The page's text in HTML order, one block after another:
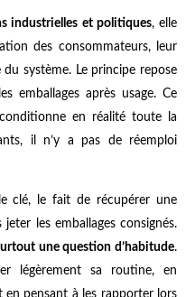
industrielles et politiques, elle
des consommateurs, leur
système. Le principe repose
emballages après usage. Ce
en réalité toute la
il n’y a pas de réemploi
clé, le fait de récupérer une
les emballages consignés.
une question d’habitude.
légèrement sa routine, en
en pensant à les rapporter lors